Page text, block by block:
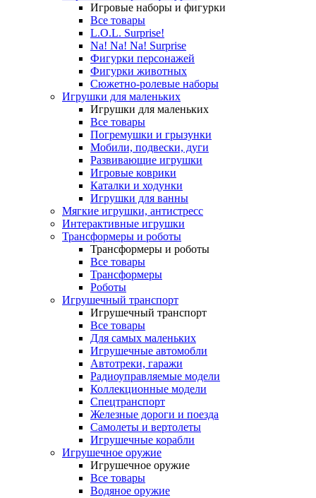
Игровые наборы и фигурки
Все товары
L.O.L. Surprise!
Na! Na! Na! Surprise
Фигурки персонажей
Фигурки животных
Сюжетно-ролевые наборы
Игрушки для маленьких
Игрушки для маленьких
Все товары
Погремушки и грызунки
Мобили, подвески, дуги
Развивающие игрушки
Игровые коврики
Каталки и ходунки
Игрушки для ванны
Мягкие игрушки, антистресс
Интерактивные игрушки
Трансформеры и роботы
Трансформеры и роботы
Все товары
Трансформеры
Роботы
Игрушечный транспорт
Игрушечный транспорт
Все товары
Для самых маленьких
Игрушечные автомобли
Автотреки, гаражи
Радиоуправляемые модели
Коллекционные модели
Спецтранспорт
Железные дороги и поезда
Самолеты и вертолеты
Игрушечные корабли
Игрушечное оружие
Игрушечное оружие
Все товары
Водяное оружие